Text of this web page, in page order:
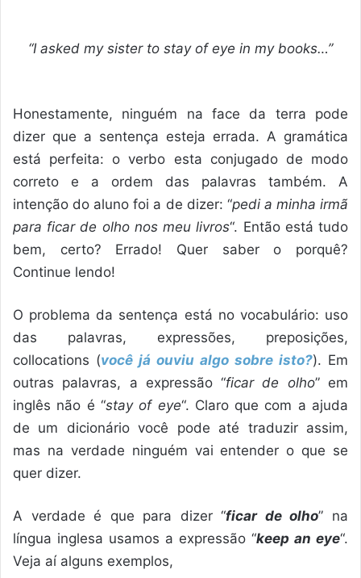
“I asked my sister to stay of eye in my books…”
Honestamente, ninguém na face da terra pode
dizer que a sentença esteja errada. A gramática
está perfeita: o verbo esta conjugado de modo
correto e a ordem das palavras também. A
intenção do aluno foi a de dizer: “pedi a minha irmã
para ficar de olho nos meu livros“. Então está tudo
bem, certo? Errado! Quer saber o porquê?
Continue lendo!
O problema da sentença está no vocabulário: uso
das palavras, expressões, preposições,
collocations (você já ouviu algo sobre isto?). Em
outras palavras, a expressão “ficar de olho” em
inglês não é “stay of eye“. Claro que com a ajuda
de um dicionário você pode até traduzir assim,
mas na verdade ninguém vai entender o que se
quer dizer.
A verdade é que para dizer “ficar de olho” na
língua inglesa usamos a expressão “keep an eye“.
Veja aí alguns exemplos,